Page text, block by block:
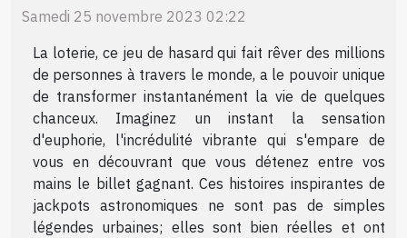
Samedi 25 novembre 2023 02:22
La loterie, ce jeu de hasard qui fait rêver des millions
de personnes à travers le monde, a le pouvoir unique
de transformer instantanément la vie de quelques
chanceux. Imaginez un instant la sensation
d'euphorie, l'incrédulité vibrante qui s'empare de
vous en découvrant que vous détenez entre vos
mains le billet gagnant. Ces histoires inspirantes de
jackpots astronomiques ne sont pas de simples
légendes urbaines; elles sont bien réelles et ont